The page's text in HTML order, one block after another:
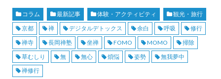
コラム 最新記事 体験・アクティビティ
観光・旅行
京都
禅 デジタルデトックス 余白 呼吸
修行
禅寺
長岡禅塾 坐禅 FOMO MOMO
掃除
草むしり
無 無心 煩悩 姿勢
無我夢中
禅修行